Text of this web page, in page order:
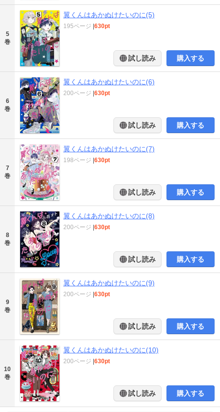
5
巻
翼くんはあかぬけたいのに(5)
195ページ 630pt
試し読み 購入する
6
巻
翼くんはあかぬけたいのに(6)
200ページ 630pt
試し読み 購入する
7
巻
翼くんはあかぬけたいのに(7)
198ページ 630pt
試し読み 購入する
8
巻
翼くんはあかぬけたいのに(8)
200ページ 630pt
試し読み 購入する
9
巻
翼くんはあかぬけたいのに(9)
200ページ 630pt
試し読み 購入する
10
巻
翼くんはあかぬけたいのに(10)
200ページ 630pt
試し読み 購入する